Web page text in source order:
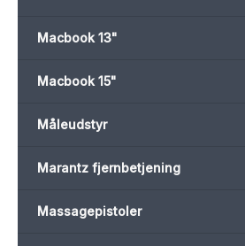
Macbook 13"
Macbook 15"
Måleudstyr
Marantz fjernbetjening
Massagepistoler